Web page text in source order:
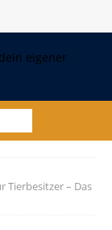
Tierbesitzer – Das